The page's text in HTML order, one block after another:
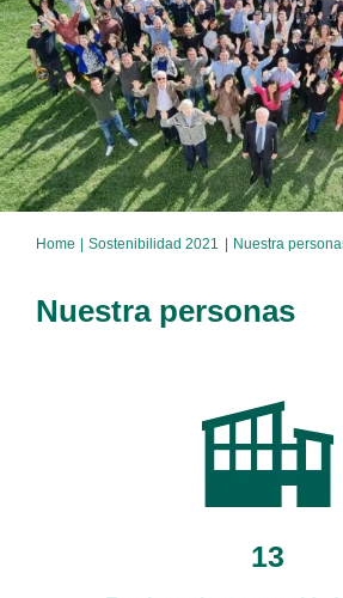
Home Sostenibilidad 2021 Nuestra
Nuestra personas
13